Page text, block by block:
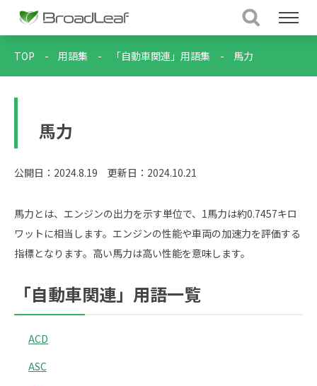
TOP - 用語集 - 「自動車関連」用語集 - 馬力
馬力
公開日：2024.8.19 更新日：2024.10.21
馬力とは、エンジンの出力を示す単位で、1馬力は約0.7457キロ
ワットに相当します。エンジンの性能や車両の加速力を評価する
指標となります。高い馬力は高い性能を意味します。
「自動車関連」用語一覧
ACD
ASC